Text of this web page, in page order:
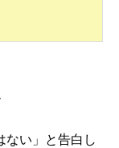
ない」と告白し